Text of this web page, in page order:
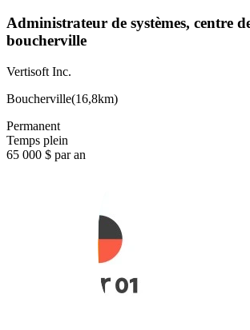
Administrateur de systèmes, centre
boucherville
Vertisoft Inc.
Boucherville(16,8km)
Permanent
Temps plein
65 000 $ par an